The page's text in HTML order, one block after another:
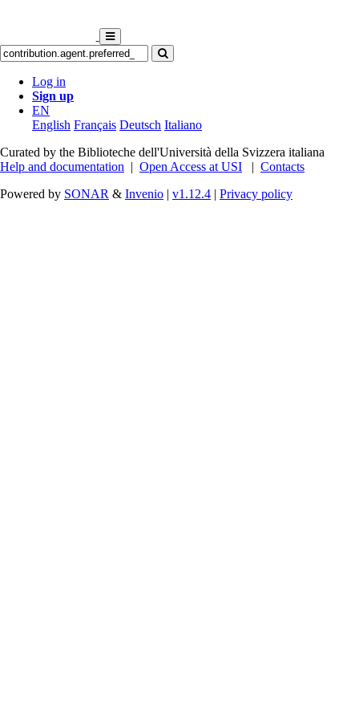
Log in
Sign up
EN
English Français Deutsch Italiano
Curated by the Biblioteche dell'Università della Svizzera italiana
Help and documentation | Open Access at USI | Contacts
Powered by SONAR & Invenio | v1.12.4 | Privacy policy